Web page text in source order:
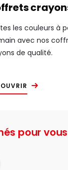
les couleurs à
avec nos
de qualité.
pour vous